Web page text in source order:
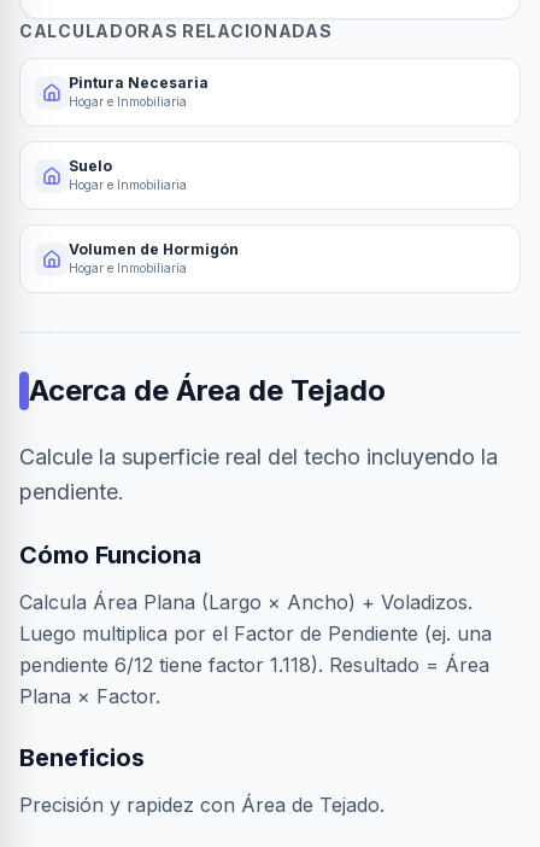
CALCULADORAS RELACIONADAS
Pintura Necesaria
Hogar e Inmobiliaria
Suelo
Hogar e Inmobiliaria
Volumen de Hormigón
Hogar e Inmobiliaria
Acerca de Área de Tejado
Calcule la superficie real del techo incluyendo la
pendiente.
Cómo Funciona
Calcula Área Plana (Largo × Ancho) + Voladizos.
Luego multiplica por el Factor de Pendiente (ej. una
pendiente 6/12 tiene factor 1.118). Resultado = Área
Plana × Factor.
Beneficios
Precisión y rapidez con Área de Tejado.